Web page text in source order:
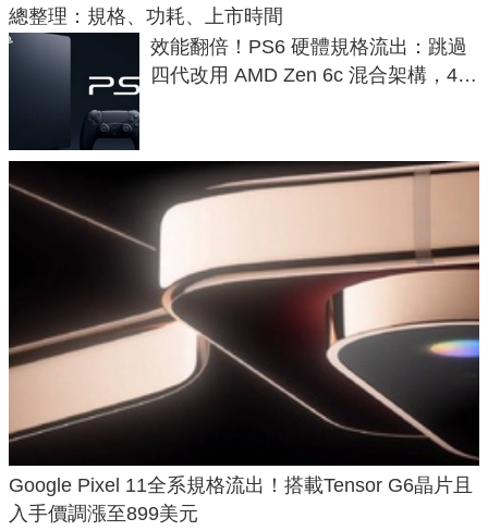
總整理：規格、功耗、上市時間
效能翻倍！PS6 硬體規格流出：跳過
四代改用 AMD Zen 6c 混合架構，4K
Google Pixel 11全系規格流出！搭載Tensor G6晶片且
入手價調漲至899美元